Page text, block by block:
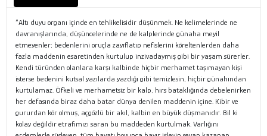
“Altı duyu organı içinde en tehlikelisidir düşünmek. Ne kelimelerinde ne
davranışlarında, düşüncelerinde ne de kalplerinde günaha meyil
etmeyenler; bedenlerini oruçla zayıflatıp nefislerini köreltenlerden daha
fazla maddenin esaretinden kurtulup inzivadaymış gibi bir yaşam sürerler.
Kendi türünden olanlara karşı kalbinde hiçbir merhamet taşımayan kişi
isterse bedenini kutsal yazılarda yazdığı gibi temizlesin, hiçbir günahından
kurtulamaz. Öfkeli ve merhametsiz bir kalp, hırs bataklığında debelenirken
her defasında biraz daha batar dünya denilen maddenin içine. Kibir ve
gururdan kör olmuş, açgözlü bir akıl, kalbin en büyük düşmanıdır. Bil ki
kolay değildir etrafımızı saran bu maddeden kurtulmak. Varlığını